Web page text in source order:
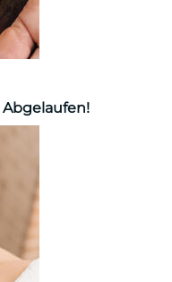
Abgelaufen!